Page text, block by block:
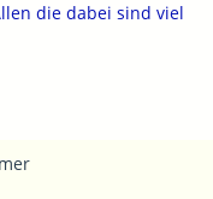
die dabei sind viel